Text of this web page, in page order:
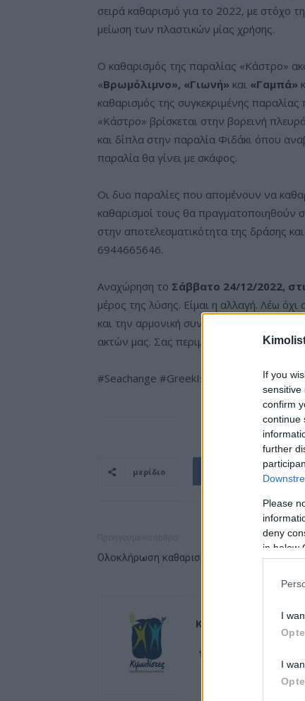
If you
sensitive
confirm
continue
further
Please
deny
in below
I
I
σειρά καθαρισμό για το 2022, με στόχο
μείωση των πλαστικών μίας χρήσης.
Ο καθαρισμός της παραλίας «Κάστρο»
«Βρωμόλιμνο», «Γιωνή» και «Γαμπά»
καθαρισμός της συγκεκριμένης
«Κάστρο» βρίσκεται στην βορεινή
και δίπλα στην παραλία Φιδάκι όπου
παραλία θα γίνει με σκάφος.
Οι δυο παραλίες που απομένουν να
καθαρισμοί τους θα πραγματοποιηθούν
στην αποτελεσματικότητα της δράσης
6944665646.
Αναχώρηση το Σάββατο 24/12/2022,
μέρος της λύσης. Είμαι η αλλαγή. Λέω
και την αρμονική συνεργασία μπορούμε
ακτών μας. Σας περιμένουμε.
#Seachange #GreekIslands #NoPlastic
μερίδιο
Ολοκλήρωση καθαρισμού παραλίας
Kimolistes Team